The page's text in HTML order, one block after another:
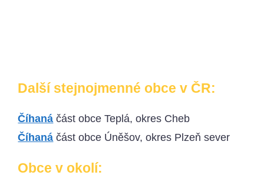
Další stejnojmenné obce v ČR:
Číhaná část obce Teplá, okres Cheb
Číhaná část obce Úněšov, okres Plzeň sever
Obce v okolí: